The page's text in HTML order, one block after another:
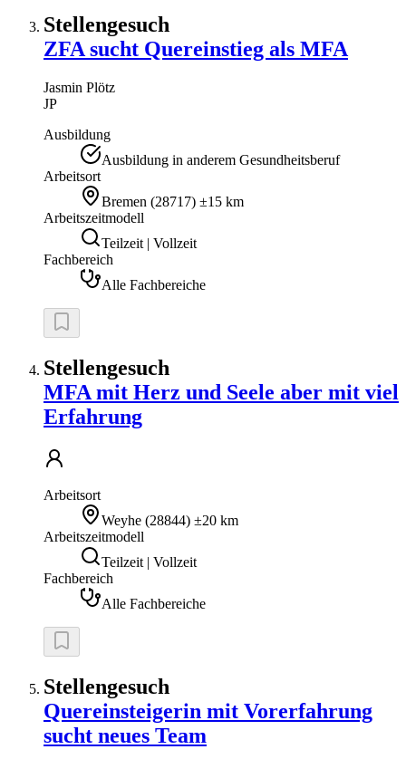
Stellengesuch
ZFA sucht Quereinstieg als MFA
Jasmin Plötz
JP
Ausbildung
Ausbildung in anderem Gesundheitsberuf
Arbeitsort
Bremen (28717) ±15 km
Arbeitszeitmodell
Teilzeit | Vollzeit
Fachbereich
Alle Fachbereiche
Stellengesuch
MFA mit Herz und Seele aber mit viel
Erfahrung
Arbeitsort
Weyhe (28844) ±20 km
Arbeitszeitmodell
Teilzeit | Vollzeit
Fachbereich
Alle Fachbereiche
Stellengesuch
Quereinsteigerin mit Vorerfahrung
sucht neues Team